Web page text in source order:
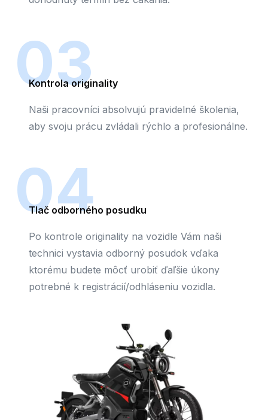
03
Kontrola originality
Naši pracovníci absolvujú pravidelné školenia,
aby svoju prácu zvládali rýchlo a profesionálne.
04
Tlač odborného posudku
Po kontrole originality na vozidle Vám naši
technici vystavia odborný posudok vďaka
ktorému budete môcť urobiť ďaľšie úkony
potrebné k registrácií/odhláseniu vozidla.